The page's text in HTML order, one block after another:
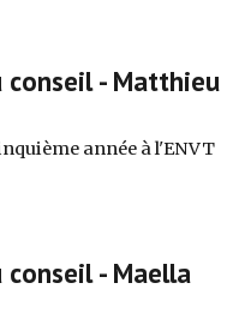
conseil - Matthieu
année à l'ENVT
conseil - Maella